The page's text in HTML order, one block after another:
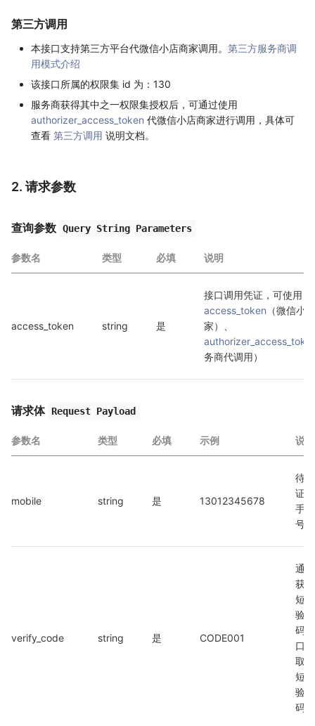
第三方调用
本接口支持第三方平台代微信小店商家调用。 第三方服务商调
用模式介绍
该接口所属的权限集 id 为：130
服务商获得其中之一权限集授权后，可通过使用
authorizer_access_token 代微信小店商家进行调用，具体可
查看 第三方调用 说明文档。
2. 请求参数
查询参数 Query String Parameters
参数名 类型 必填 说明
access_token string 是
access_token （微信小
家）、
务商代调用）
请求体 Request Payload
参数名 类型 必填 示例 说明
mobile string 是 13012345678
待认
证的
手机
号
verify_code string 是 CODE001
通过
获取
短信
验证
码接
口获
取的
短信
验证
码